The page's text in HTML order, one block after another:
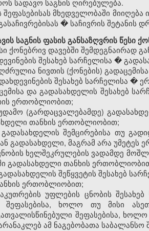
სადავო საგნის ღირებულება.
შეფასებისას მხედველობაში
� საჩივრის შეტანის
საგნის ფასის განსაზღვრის წესი
ქონებრივ დავებში შემდეგნაირად
შესახებ სარჩელისა �
ნივთის (ქონების)
შესახებ სარჩელისა
და გადასახდელის შესახებ
ერთობლიობით;
(გარდაცვალებამდე)
თანხის ერთობლიობით;
გადასახდელის შემცირებისა თუ
ან გადასახდელი, მაგრამ არა უმეტეს
ხელშეკრულების ვადამდე
გადასახდელი თანხის
გადასახდელის შეწყვეტის შესახებ
ერთობლიობით;
უფლების ცნობის
შეფასებისა, ხოლო თუ მისი
შეფასებისა,
ამ ნაგებობათა საბალანსო